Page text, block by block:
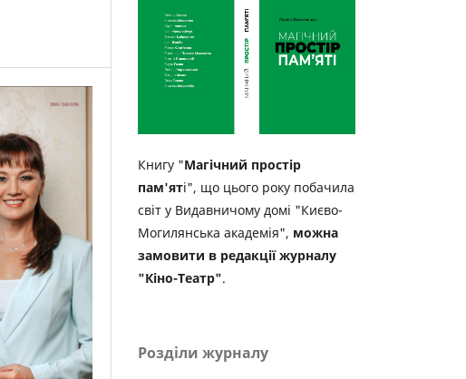
Книгу "Магічний простір
пам'яті", що цього року побачила
світ у Видавничому домі "Києво-
Могилянська академія", можна
замовити в редакції журналу
"Кіно-Театр".
Розділи журналу